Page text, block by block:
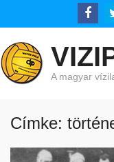
A magyar
Címke: